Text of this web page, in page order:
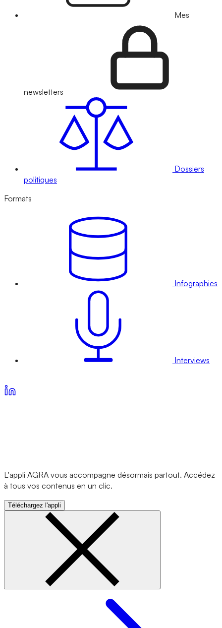
Mes
newsletters
Dossiers
politiques
Formats
Infographies
Interviews
L'appli AGRA vous accompagne désormais partout. Accédez
à tous vos contenus en un clic.
Téléchargez l'appli